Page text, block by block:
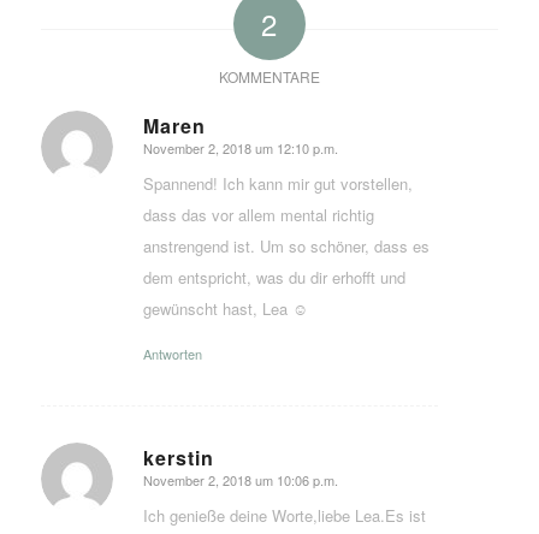
2
KOMMENTARE
Maren
sagte:
November 2, 2018 um 12:10 p.m.
Spannend! Ich kann mir gut vorstellen,
dass das vor allem mental richtig
anstrengend ist. Um so schöner, dass es
dem entspricht, was du dir erhofft und
gewünscht hast, Lea ☺️
Antworten
kerstin
sagte:
November 2, 2018 um 10:06 p.m.
Ich genieße deine Worte,liebe Lea.Es ist